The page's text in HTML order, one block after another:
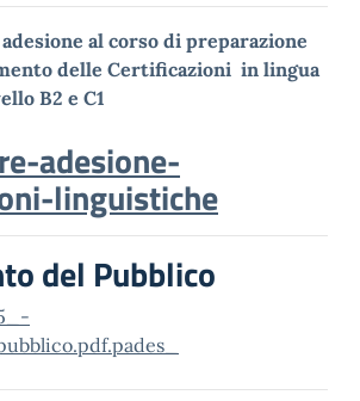
al corso di preparazione
delle Certificazioni in lingua
B2 e C1
adesione-
linguistiche
del Pubblico